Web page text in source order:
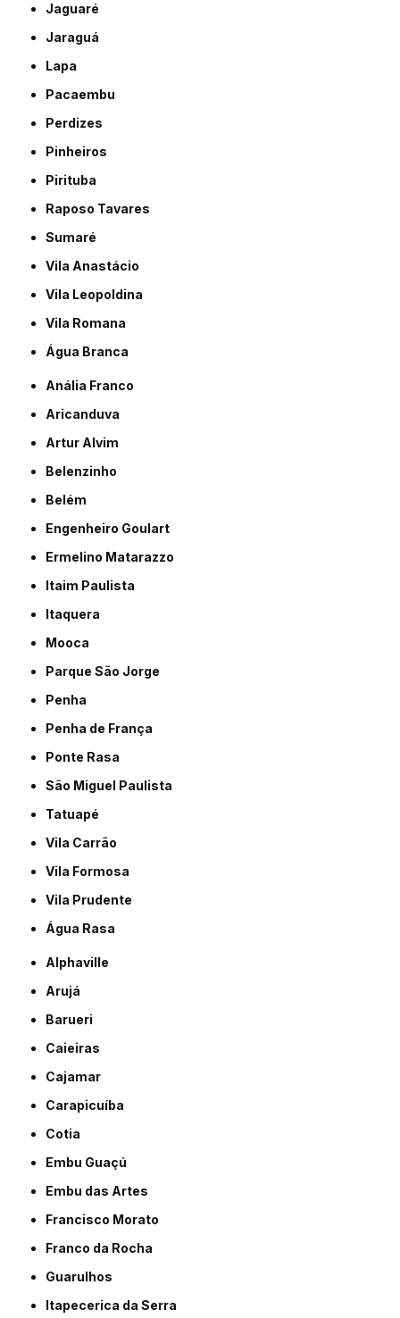
Jaguaré
Jaraguá
Lapa
Pacaembu
Perdizes
Pinheiros
Pirituba
Raposo Tavares
Sumaré
Vila Anastácio
Vila Leopoldina
Vila Romana
Água Branca
Anália Franco
Aricanduva
Artur Alvim
Belenzinho
Belém
Engenheiro Goulart
Ermelino Matarazzo
Itaim Paulista
Itaquera
Mooca
Parque São Jorge
Penha
Penha de França
Ponte Rasa
São Miguel Paulista
Tatuapé
Vila Carrão
Vila Formosa
Vila Prudente
Água Rasa
Alphaville
Arujá
Barueri
Caieiras
Cajamar
Carapicuíba
Cotia
Embu Guaçú
Embu das Artes
Francisco Morato
Franco da Rocha
Guarulhos
Itapecerica da Serra